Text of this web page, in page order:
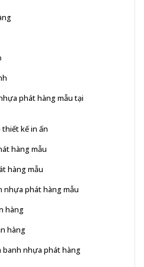
phát hàng mẫu tại
kế in ấn
hàng mẫu
hàng mẫu
nhựa phát hàng mẫu
hàng
hàng
nhựa phát hàng